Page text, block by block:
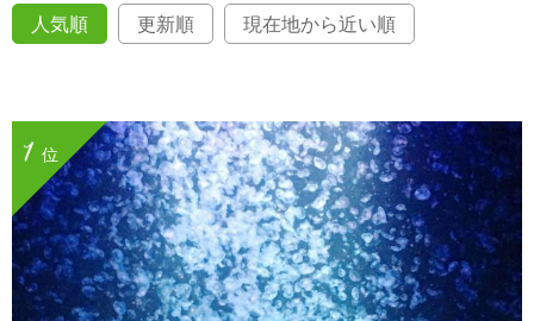
人気順
更新順 現在地から近い順
位
1